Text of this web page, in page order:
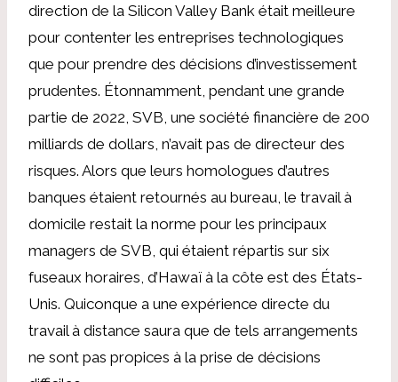
direction de la Silicon Valley Bank était meilleure
pour contenter les entreprises technologiques
que pour prendre des décisions d’investissement
prudentes. Étonnamment, pendant une grande
partie de 2022, SVB, une société financière de 200
milliards de dollars, n’avait pas de directeur des
risques. Alors que leurs homologues d’autres
banques étaient retournés au bureau, le travail à
domicile restait la norme pour les principaux
managers de SVB, qui étaient répartis sur six
fuseaux horaires, d’Hawaï à la côte est des États-
Unis. Quiconque a une expérience directe du
travail à distance saura que de tels arrangements
ne sont pas propices à la prise de décisions